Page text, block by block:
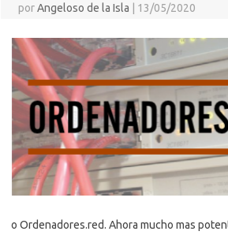
porAngeloso de la Isla 13/05/2020
o Ordenadores.red. Ahora mucho mas